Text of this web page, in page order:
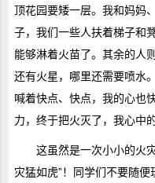
顶花园要矮一层。我和妈妈
子，我们一些人扶着梯子和
能够淋着火苗了。其余的人
还有火星，哪里还需要喷水
喊着快点、快点，我的心也
力，终于把火灭了，我心中
这虽然是一次小小的火
灾猛如虎”！同学们不要随